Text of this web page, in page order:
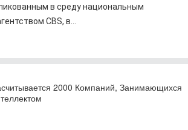
в среду национальным
CBS, в...
2000 Компаний, Занимающихся